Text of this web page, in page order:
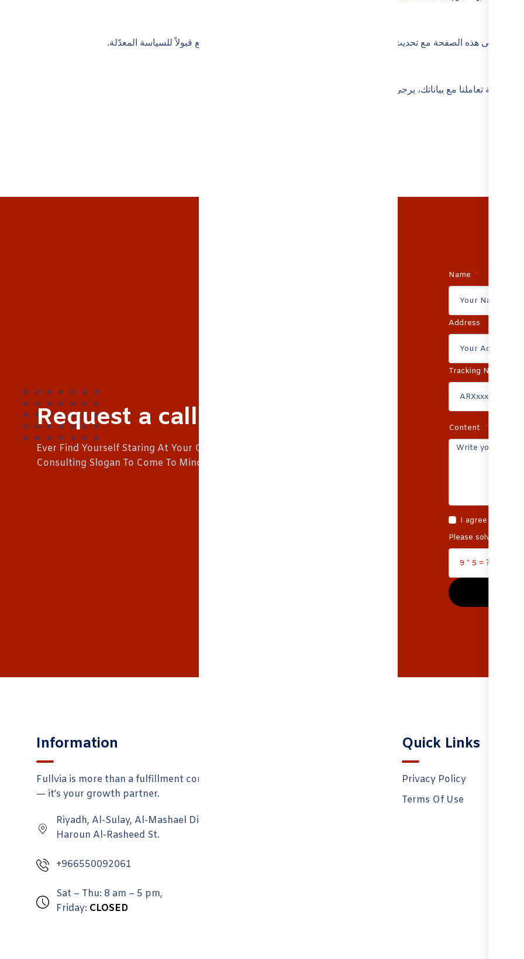
على هذه الصفحة مع تحديث “تاريخ السريان”. ويعد استمرارك في استخدام الموقع قبولاً للسياسة المعدّلة.
تعاملنا مع بياناتك، يرجى التواصل معنا على:
Request a call
Ever Find Yourself Staring At Your Computer Screen A Good
Consulting Slogan To Come To Mind? Oftentimes
Name
Address
Tracking Number
Content
I agree to the
Please solve the
Information
Fullvia is more than a fulfillment company
— it’s your growth partner.
Riyadh, Al-Sulay, Al-Mashael District,
Haroun Al-Rasheed St.
+966550092061
Sat – Thu: 8 am – 5 pm,
Friday: CLOSED
Quick Links
Privacy Policy
Terms Of Use